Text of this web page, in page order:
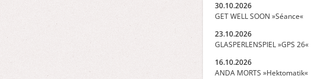
30.10.2026
GET WELL SOON »Séance«
23.10.2026
GLASPERLENSPIEL »GPS 26«
16.10.2026
ANDA MORTS »Hektomatik«